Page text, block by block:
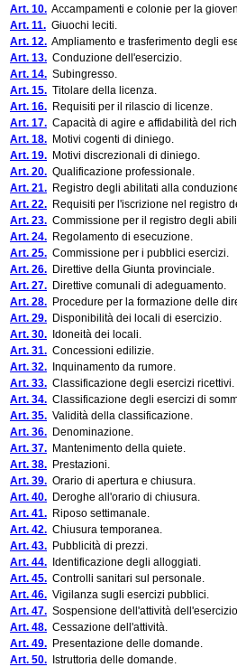
Art. 10. Accampamenti e colonie per la
Art. 11. Giuochi leciti.
Art. 12. Ampliamento e trasferimento degli
Art. 13. Conduzione dell'esercizio.
Art. 14. Subingresso.
Art. 15. Titolare della licenza.
Art. 16. Requisiti per il rilascio di licenze.
Art. 17. Capacità di agire e affidabilità del
Art. 18. Motivi cogenti di diniego.
Art. 19. Motivi discrezionali di diniego.
Art. 20. Qualificazione professionale.
Art. 21. Registro degli abilitati alla
Art. 22. Requisiti per l'iscrizione nel registro
Art. 23. Commissione per il registro degli
Art. 24. Regolamento di esecuzione.
Art. 25. Commissione per i pubblici esercizi.
Art. 26. Direttive della Giunta provinciale.
Art. 27. Direttive comunali di adeguamento.
Art. 28. Procedure per la formazione delle
Art. 29. Disponibilità dei locali di esercizio.
Art. 30. Idoneità dei locali.
Art. 31. Concessioni edilizie.
Art. 32. Inquinamento da rumore.
Art. 33. Classificazione degli esercizi ricettivi.
Art. 34. Classificazione degli esercizi di
Art. 35. Validità della classificazione.
Art. 36. Denominazione.
Art. 37. Mantenimento della quiete.
Art. 38. Prestazioni.
Art. 39. Orario di apertura e chiusura.
Art. 40. Deroghe all'orario di chiusura.
Art. 41. Riposo settimanale.
Art. 42. Chiusura temporanea.
Art. 43. Pubblicità di prezzi.
Art. 44. Identificazione degli alloggiati.
Art. 45. Controlli sanitari sul personale.
Art. 46. Vigilanza sugli esercizi pubblici.
Art. 47. Sospensione dell'attività
Art. 48. Cessazione dell'attività.
Art. 49. Presentazione delle domande.
Art. 50. Istruttoria delle domande.